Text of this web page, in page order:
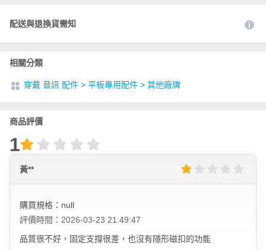
配送與退換貨需知
相關分類
穿戴 音訊 配件 > 平板專用配件 > 其他廠牌
商品評價
1
黃**
購買規格：null
評價時間：2026-03-23 21:49:47
品質很不好，固定支撐很差，也沒有隱形磁扣的功能